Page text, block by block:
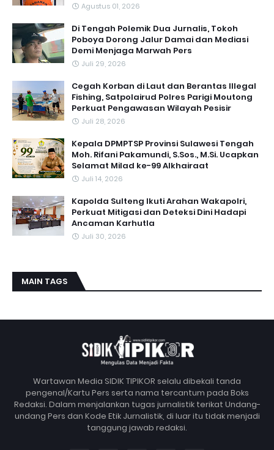
Agustus 01, 2026
Di Tengah Polemik Dua Jurnalis, Tokoh
Poboya Dorong Jalur Damai dan Mediasi
Demi Menjaga Marwah Pers
Juli 29, 2026
Cegah Korban di Laut dan Berantas Illegal
Fishing, Satpolairud Polres Parigi Moutong
Perkuat Pengawasan Wilayah Pesisir
Juli 28, 2026
Kepala DPMPTSP Provinsi Sulawesi Tengah
Moh. Rifani Pakamundi, S.Sos., M.Si. Ucapkan
Selamat Milad ke-99 Alkhairaat
Juli 14, 2026
Kapolda Sulteng Ikuti Arahan Wakapolri,
Perkuat Mitigasi dan Deteksi Dini Hadapi
Ancaman Karhutla
Juli 30, 2026
MAIN TAGS
Wartawan Media SIDIK TIPIKOR selalu dibekali tanda
pengenal/Kartu Pers serta nama tercantum pada Boks
Redaksi. Dalam menjalankan tugas jurnalistik terikat Undang-
undang Pers dan Kode Etik Jurnalistik, di luar itu tidak menjadi
tanggung jawab redaksi.